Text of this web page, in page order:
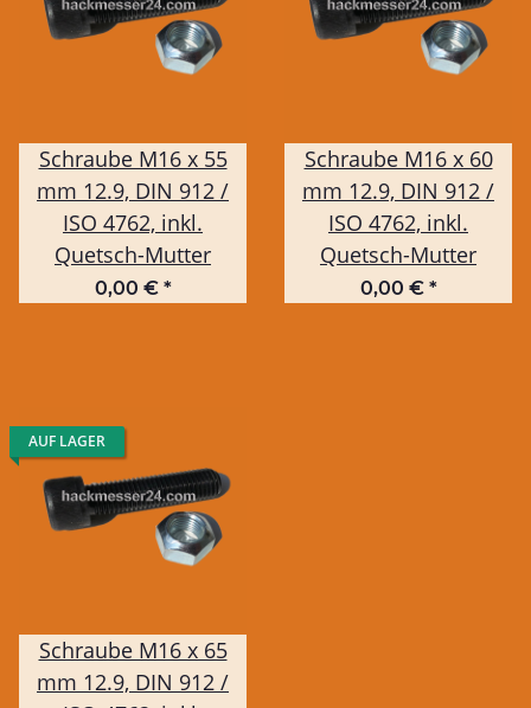
Schraube M16 x 55
mm 12.9, DIN 912 /
ISO 4762, inkl.
Quetsch-Mutter
0,00 € *
Schraube M16 x 60
mm 12.9, DIN 912 /
ISO 4762, inkl.
Quetsch-Mutter
0,00 € *
AUF LAGER
Schraube M16 x 65
mm 12.9, DIN 912 /